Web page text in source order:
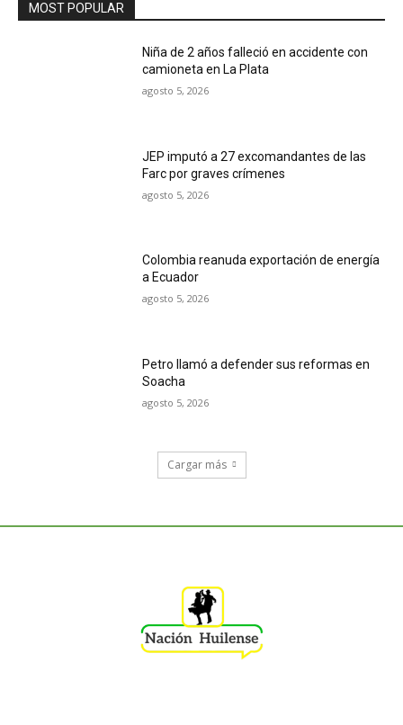
MOST POPULAR
Niña de 2 años falleció en accidente con
camioneta en La Plata
agosto 5, 2026
JEP imputó a 27 excomandantes de las
Farc por graves crímenes
agosto 5, 2026
Colombia reanuda exportación de energía
a Ecuador
agosto 5, 2026
Petro llamó a defender sus reformas en
Soacha
agosto 5, 2026
Cargar más